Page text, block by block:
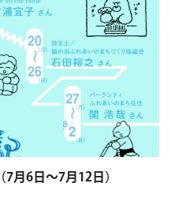
月6日～7月12日）